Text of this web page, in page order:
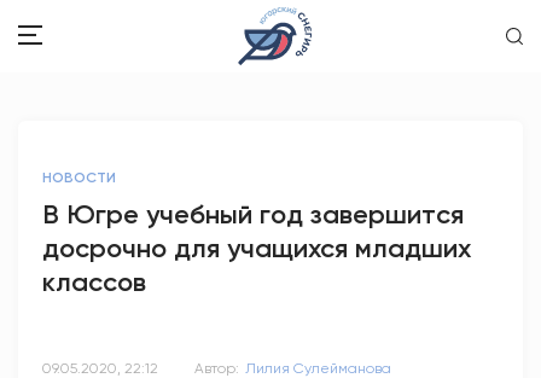
ОБРАЗОВАНИЕ
КУЛЬТУРА
НОВОСТИ
В Югре учебный год завершится
досрочно для учащихся младших
классов
09.05.2020, 22:12 Автор: Лилия Сулейманова